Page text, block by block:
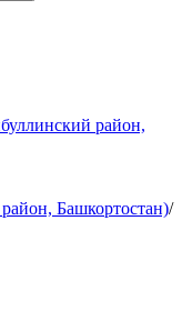
район,
Башкортостан)/